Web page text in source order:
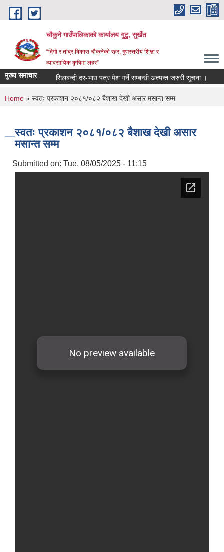
Skip to main content
चौकुने गाउँपालिकाकाे कार्यालय गुटु, सुर्खेत
“दिगो र तीब्र बिकास चौकुनेको रहर, गुणस्तरीय शिक्षा र
व्यावसायिक कृषिमा लहर”
मुख्य समाचार
सूचना । सिलबन्दी दर-भाउ पत्र पेश गर्ने सम्बन्धी अत्यन्त जरुरी सूचना ।
You are here
Home » स्वतः प्रकाशन २०८१/०८२ बैशाख देखी असार मसान्त सम्म
स्वतः प्रकाशन २०८१/०८२ बैशाख देखी असार
मसान्त सम्म
Submitted on: Tue, 08/05/2025 - 11:15